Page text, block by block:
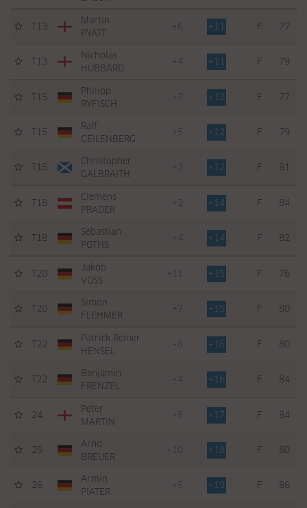
T13
Martin
PYATT
+6 +11 F 77
T13
Nicholas
HUBBARD
+4 +11 F 79
T15
Philipp
RYFISCH
+7 +12 F 77
T15
Ralf
GEILENBERG
+5 +12 F 79
T15
Christopher
GALBRAITH
+3 +12 F 81
T18
Clemens
PRADER
+2 +14 F 84
T18
Sebastian
POTHS
+4 +14 F 82
T20
Jakob
VOSS
+11 +15 F 76
T20
Simon
FLEHMER
+7 +15 F 80
T22
Patrick Reiner
HENSEL
+8 +16 F 80
T22
Benjamin
FRENZEL
+4 +16 F 84
24
Peter
MARTIN
+5 +17 F 84
25
Arnd
BREUER
+10 +18 F 80
26
Armin
PIATER
+5 +19 F 86